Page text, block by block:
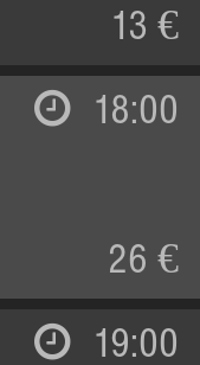
13 €
18:00
26 €
19:00